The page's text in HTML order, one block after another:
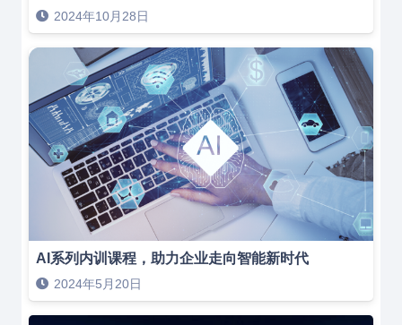
2024年10月28日
AI系列内训课程，助力企业走向智能新时代
2024年5月20日